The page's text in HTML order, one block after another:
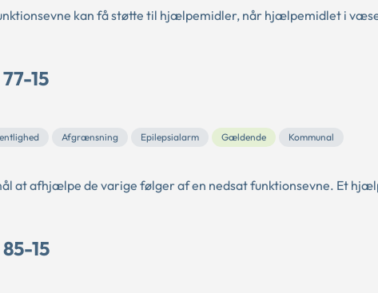
kan få støtte til hjælpemidler, når hjælpemidlet i
15
Afgrænsning Epilepsialarm Gældende Kommunal
at afhjælpe de varige følger af en nedsat funktionsevne. Et
15